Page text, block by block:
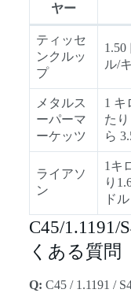
ヤー
ティッセ
ンクルッ
プ
1.50
ル/
メタルス
ーパーマ
ーケッツ
1 キ
た
ら
ライアソ
ン
1キ
り
ドル
C45/1.1191/
くある質問
Q: C45 / 1.1191 /